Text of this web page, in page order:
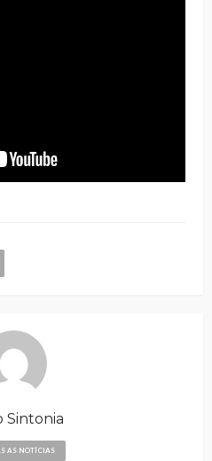
Sintonia
AS NOTÍCIAS